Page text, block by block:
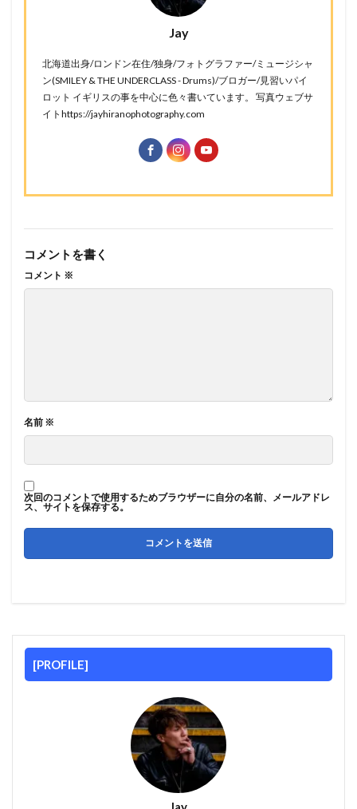
Jay
北海道出身/ロンドン在住/独身/フォトグラファー/ミュージシャ
ン(SMILEY & THE UNDERCLASS - Drums)/ブロガー/見習いパイ
ロット イギリスの事を中心に色々書いています。 写真ウェブサ
イトhttps://jayhiranophotography.com
コメントを書く
コメント ※
名前 ※
次回のコメントで使用するためブラウザーに自分の名前、メールアドレ
ス、サイトを保存する。
[PROFILE]